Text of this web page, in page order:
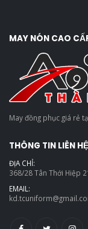
MAY NÓN CAO
May đồng phục giá rẻ
THÔNG TIN LIÊN HỆ
ĐỊA CHỈ:
368/28 Tân Thới Hiệp
EMAIL: